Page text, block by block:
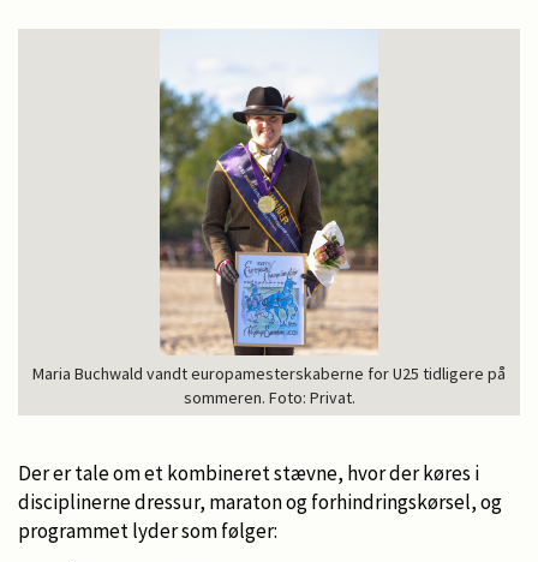
Maria Buchwald vandt europamesterskaberne for U25 tidligere på
sommeren. Foto: Privat.
Der er tale om et kombineret stævne, hvor der køres i
disciplinerne dressur, maraton og forhindringskørsel, og
programmet lyder som følger: